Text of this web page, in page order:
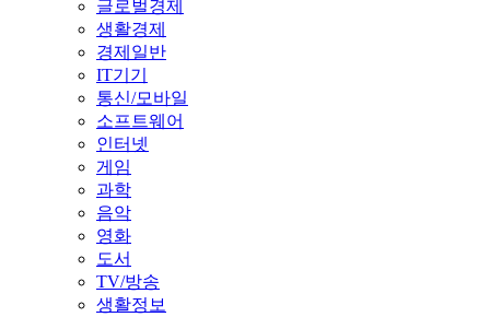
글로벌경제
생활경제
경제일반
IT기기
통신/모바일
소프트웨어
인터넷
게임
과학
음악
영화
도서
TV/방송
생활정보